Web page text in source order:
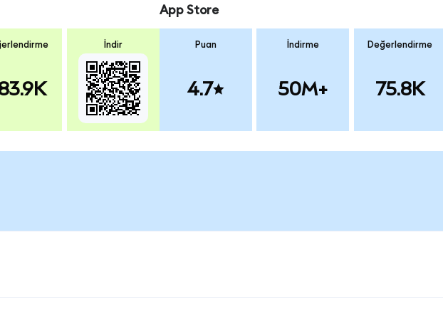
İndir
App Store
Puan
4.7
İndirme
50M+
Değerlendirme
75.8K